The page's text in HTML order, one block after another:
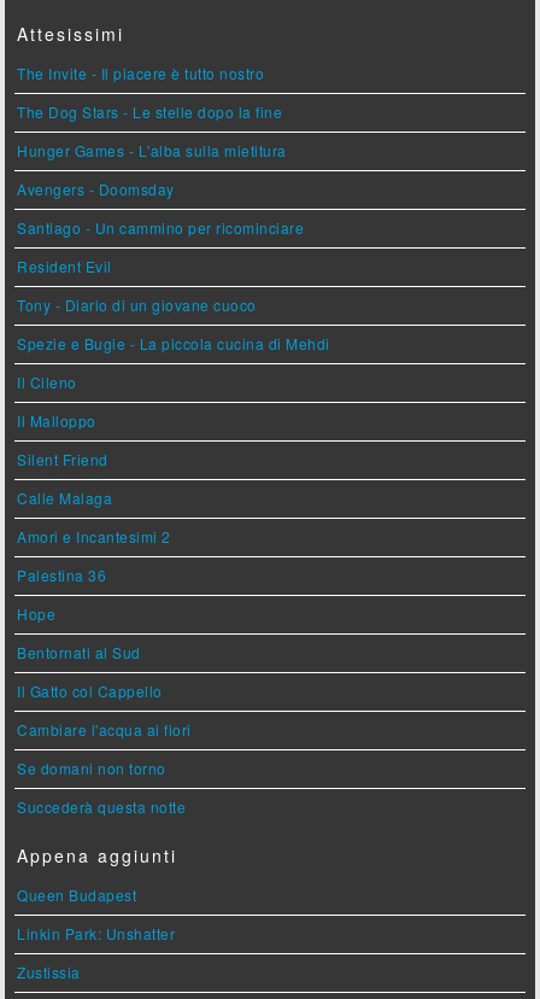
Attesissimi
The Invite - Il piacere è tutto nostro
The Dog Stars - Le stelle dopo la fine
Hunger Games - L'alba sulla mietitura
Avengers - Doomsday
Santiago - Un cammino per ricominciare
Resident Evil
Tony - Diario di un giovane cuoco
Spezie e Bugie - La piccola cucina di Mehdi
Il Cileno
Il Malloppo
Silent Friend
Calle Malaga
Amori e Incantesimi 2
Palestina 36
Hope
Bentornati al Sud
Il Gatto col Cappello
Cambiare l'acqua ai fiori
Se domani non torno
Succederà questa notte
Appena aggiunti
Queen Budapest
Linkin Park: Unshatter
Zustissia